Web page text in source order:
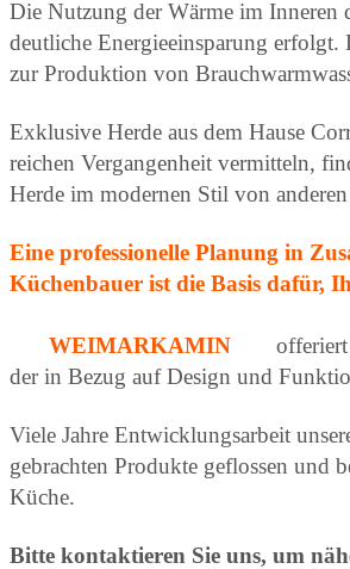
Die Nutzung der Wärme im
deutliche Energieeinsparung erfolgt.
zur Produktion von
Exklusive Herde aus dem Hause
reichen Vergangenheit vermitteln,
Herde im modernen Stil von
Eine professionelle Planung in
Küchenbauer ist die Basis dafür,
WEIMARKAMIN
der in Bezug auf Design und
Viele Jahre Entwicklungsarbeit
gebrachten Produkte geflossen und
Küche.
Bitte kontaktieren Sie uns, um